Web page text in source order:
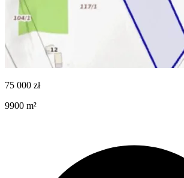
75 000 zł
9900 m²